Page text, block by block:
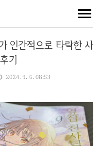
인간적으로 타락한 사
기
2024. 9. 6. 08:53